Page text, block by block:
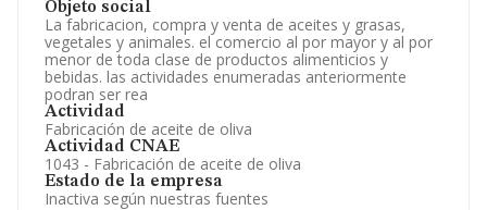
Objeto social
La fabricacion, compra y venta de aceites y grasas,
vegetales y animales. el comercio al por mayor y al por
menor de toda clase de productos alimenticios y
bebidas. las actividades enumeradas anteriormente
podran ser rea
Actividad
Fabricación de aceite de oliva
Actividad CNAE
1043 - Fabricación de aceite de oliva
Estado de la empresa
Inactiva según nuestras fuentes